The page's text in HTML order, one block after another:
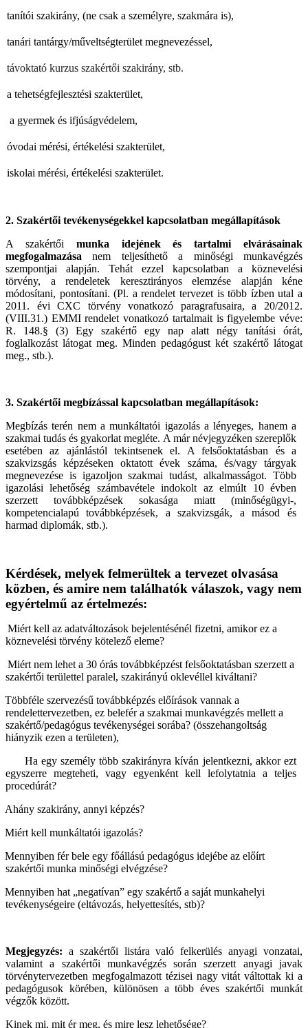
tanítói szakirány, (ne csak a személyre, szakmára is),
tanári tantárgy/műveltségterület megnevezéssel,
távoktató kurzus szakértői szakirány, stb.
a tehetségfejlesztési szakterület,
a gyermek és ifjúságvédelem,
óvodai mérési, értékelési szakterület,
iskolai mérési, értékelési szakterület.
2. Szakértői tevékenységekkel kapcsolatban megállapítások
A szakértői munka idejének és tartalmi elvárásainak
megfogalmazása nem teljesíthető a minőségi munkavégzés
szempontjai alapján. Tehát ezzel kapcsolatban a köznevelési
törvény, a rendeletek keresztirányos elemzése alapján kéne
módosítani, pontosítani. (Pl. a rendelet tervezet is több ízben utal a
2011. évi CXC törvény vonatkozó paragrafusaira, a 20/2012.
(VIII.31.) EMMI rendelet vonatkozó tartalmait is figyelembe véve:
R. 148.§ (3) Egy szakértő egy nap alatt négy tanítási órát,
foglalkozást látogat meg. Minden pedagógust két szakértő látogat
meg., stb.).
3. Szakértői megbízással kapcsolatban megállapítások:
Megbízás terén nem a munkáltatói igazolás a lényeges, hanem a
szakmai tudás és gyakorlat megléte. A már névjegyzéken szereplők
esetében az ajánlástól tekintsenek el. A felsőoktatásban és a
szakvizsgás képzéseken oktatott évek száma, és/vagy tárgyak
megnevezése is igazoljon szakmai tudást, alkalmasságot. Több
igazolási lehetőség számbavétele indokolt az elmúlt 10 évben
szerzett továbbképzések sokasága miatt (minőségügyi-,
kompetencialapú továbbképzések, a szakvizsgák, a másod és
harmad diplomák, stb.).
Kérdések, melyek felmerültek a tervezet olvasása
közben, és amire nem találhatók válaszok, vagy nem
egyértelmű az értelmezés:
Miért kell az adatváltozások bejelentésénél fizetni, amikor ez a
köznevelési törvény kötelező eleme?
Miért nem lehet a 30 órás továbbképzést felsőoktatásban szerzett a
szakértői területtel paralel, szakirányú oklevéllel kiváltani?
Többféle szervezésű továbbképzés előírások vannak a
rendelettervezetben, ez belefér a szakmai munkavégzés mellett a
szakértő/pedagógus tevékenységei sorába? (összehangoltság
hiányzik ezen a területen),
Ha egy személy több szakirányra kíván jelentkezni, akkor ezt
egyszerre megteheti, vagy egyenként kell lefolytatnia a teljes
procedúrát?
Ahány szakirány, annyi képzés?
Miért kell munkáltatói igazolás?
Mennyiben fér bele egy főállású pedagógus idejébe az előírt
szakértői munka minőségi elvégzése?
Mennyiben hat „negatívan” egy szakértő a saját munkahelyi
tevékenységeire (eltávozás, helyettesítés, stb)?
Megjegyzés: a szakértői listára való felkerülés anyagi vonzatai,
valamint a szakértői munkavégzés során szerzett anyagi javak
törvénytervezetben megfogalmazott tézisei nagy vitát váltottak ki a
pedagógusok körében, különösen a több éves szakértői munkát
végzők között.
Kinek mi, mit ér meg, és mire lesz lehetősége?